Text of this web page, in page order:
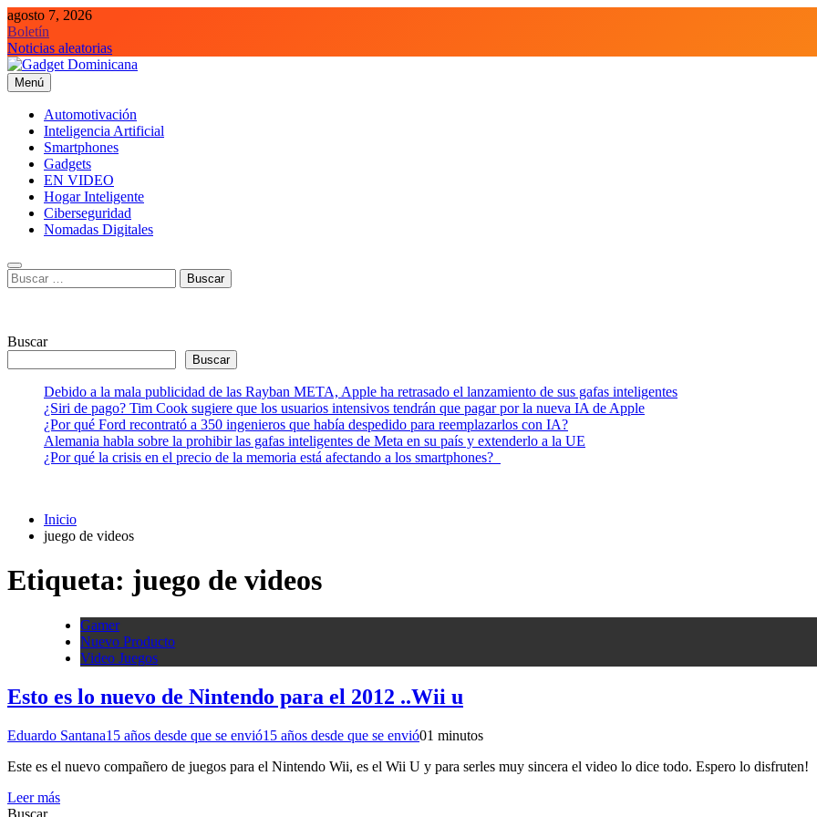
Saltar
al
contenido
agosto 7, 2026
Boletín
Noticias aleatorias
Gadget Dominicana
Gadgets, Autos y Tecnología de consumo
Menú
Automotivación
Inteligencia Artificial
Smartphones
Gadgets
EN VIDEO
Hogar Inteligente
Ciberseguridad
Nomadas Digitales
Buscar:
Buscar
Buscar
Debido a la mala publicidad de las Rayban META, Apple ha retrasado el lanzamiento de sus gafas inteligentes
¿Siri de pago? Tim Cook sugiere que los usuarios intensivos tendrán que pagar por la nueva IA de Apple
¿Por qué Ford recontrató a 350 ingenieros que había despedido para reemplazarlos con IA?
Alemania habla sobre la prohibir las gafas inteligentes de Meta en su país y extenderlo a la UE
¿Por qué la crisis en el precio de la memoria está afectando a los smartphones?
Inicio
juego de videos
Etiqueta: juego de videos
Gamer
Nuevo Producto
Video Juegos
Esto es lo nuevo de Nintendo para el 2012 ..Wii u
Eduardo Santana15 años desde que se envió15 años desde que se envió01 minutos
Este es el nuevo compañero de juegos para el Nintendo Wii, es el Wii U y para serles muy sincera el video lo dice todo. Espero lo disfruten!
Leer más
Buscar